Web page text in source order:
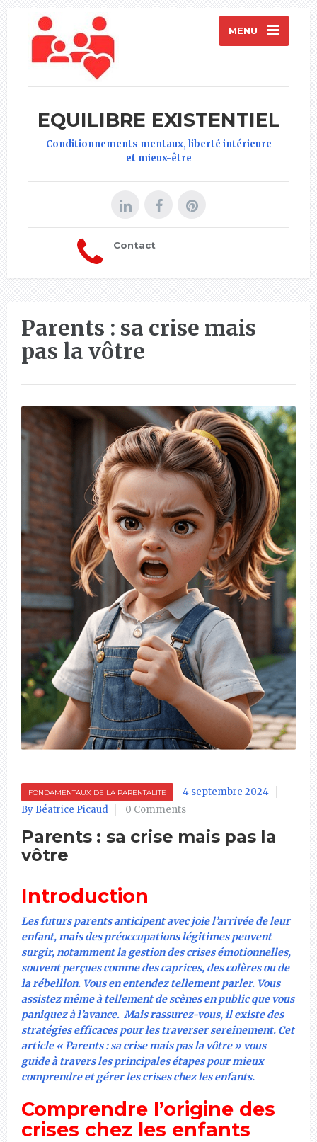
MENU
EQUILIBRE EXISTENTIEL
Conditionnements mentaux, liberté intérieure
et mieux-être
Contact
Parents : sa crise mais
pas la vôtre
FONDAMENTAUX DE LA PARENTALITE
4 septembre 2024
By Béatrice Picaud
0 Comments
Parents : sa crise mais pas la
vôtre
Introduction
Les futurs parents anticipent avec joie l’arrivée de leur
enfant, mais des préoccupations légitimes peuvent
surgir, notamment la gestion des crises émotionnelles,
souvent perçues comme des caprices, des colères ou de
la rébellion. Vous en entendez tellement parler. Vous
assistez même à tellement de scènes en public que vous
paniquez à l’avance. Mais rassurez-vous, il existe des
stratégies efficaces pour les traverser sereinement. Cet
article « Parents : sa crise mais pas la vôtre » vous
guide à travers les principales étapes pour mieux
comprendre et gérer les crises chez les enfants.
Comprendre l’origine des
crises chez les enfants